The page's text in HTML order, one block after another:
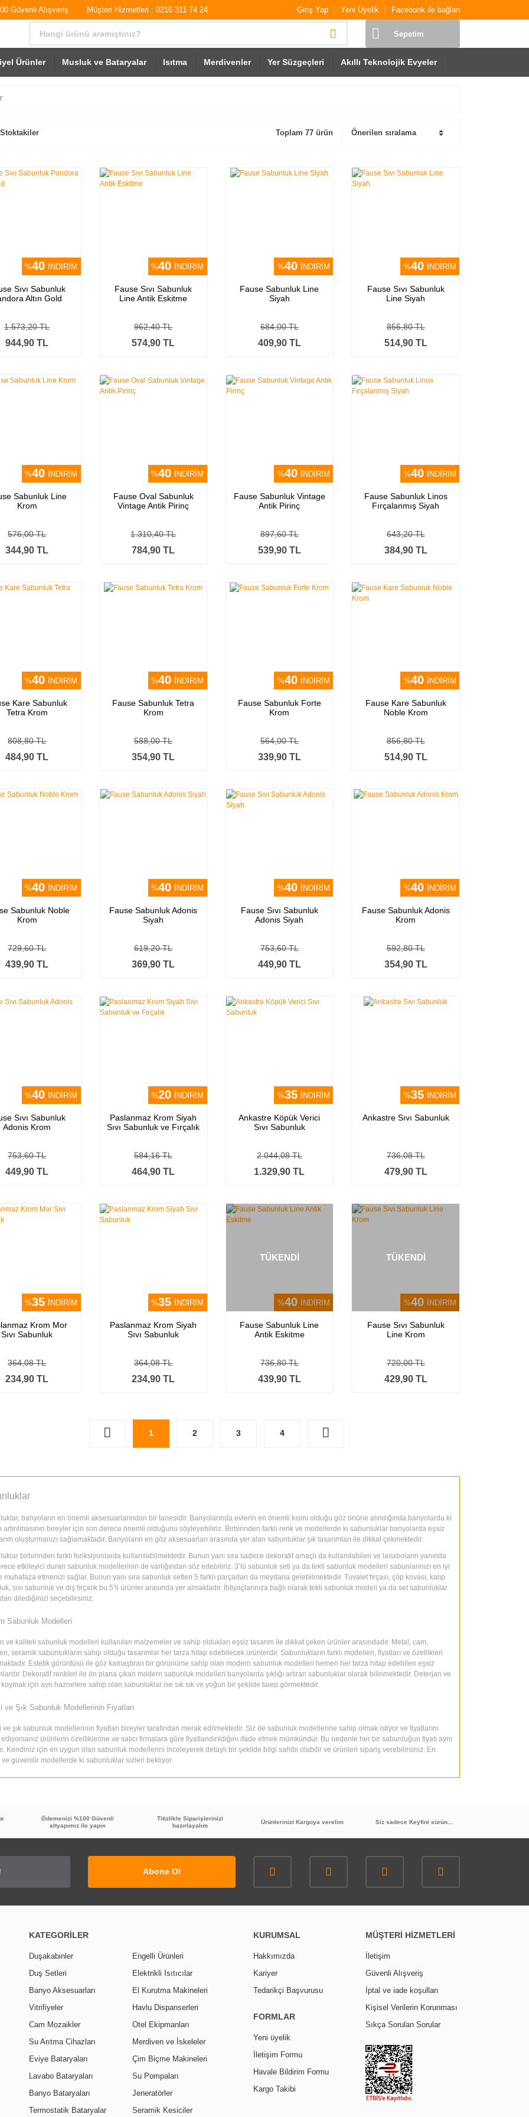
Güvenli Alışveriş Müşteri Hizmetleri : 0216 311 74 24 Giriş Yap Yeni Üyelik Facebook ile bağlan
Sepetim
Ürünler Musluk ve Bataryalar Isıtma Merdivenler Yer Süzgeçleri Akıllı Teknolojik Evyeler
Stoktakiler Toplam 77 ürün
%40 İNDİRİM
Sıvı Sabunluk
Altın Gold
944,90 TL
1.573,20 TL
%40 İNDİRİM
Fause Sıvı Sabunluk
Line Antik Eskitme
574,90 TL
962,40 TL
%40 İNDİRİM
Fause Sabunluk Line
Siyah
409,90 TL
684,00 TL
%40 İNDİRİM
Fause Sıvı Sabunluk
Line Siyah
514,90 TL
856,80 TL
%40 İNDİRİM
Sabunluk Line
Krom
344,90 TL
576,00 TL
%40 İNDİRİM
Fause Oval Sabunluk
Vintage Antik Pirinç
784,90 TL
1.310,40 TL
%40 İNDİRİM
Fause Sabunluk Vintage
Antik Pirinç
539,90 TL
897,60 TL
%40 İNDİRİM
Fause Sabunluk Linos
Fırçalanmış Siyah
384,90 TL
643,20 TL
%40 İNDİRİM
Kare Sabunluk
Tetra Krom
484,90 TL
808,80 TL
%40 İNDİRİM
Fause Sabunluk Tetra
Krom
354,90 TL
588,00 TL
%40 İNDİRİM
Fause Sabunluk Forte
Krom
339,90 TL
564,00 TL
%40 İNDİRİM
Fause Kare Sabunluk
Noble Krom
514,90 TL
856,80 TL
%40 İNDİRİM
Sabunluk Noble
Krom
439,90 TL
729,60 TL
%40 İNDİRİM
Fause Sabunluk Adonis
Siyah
369,90 TL
619,20 TL
%40 İNDİRİM
Fause Sıvı Sabunluk
Adonis Siyah
449,90 TL
753,60 TL
%40 İNDİRİM
Fause Sabunluk Adonis
Krom
354,90 TL
592,80 TL
%40 İNDİRİM
Sıvı Sabunluk
Adonis Krom
449,90 TL
753,60 TL
%20 İNDİRİM
Paslanmaz Krom Siyah
Sıvı Sabunluk ve Fırçalık
464,90 TL
584,16 TL
%35 İNDİRİM
Ankastre Köpük Verici
Sıvı Sabunluk
1.329,90 TL
2.044,08 TL
%35 İNDİRİM
Ankastre Sıvı Sabunluk
479,90 TL
736,08 TL
%35 İNDİRİM
Krom Mor
Sıvı Sabunluk
234,90 TL
364,08 TL
%35 İNDİRİM
Paslanmaz Krom Siyah
Sıvı Sabunluk
234,90 TL
364,08 TL
%40 İNDİRİM
TÜKENDİ
Fause Sabunluk Line
Antik Eskitme
439,90 TL
736,80 TL
%40 İNDİRİM
TÜKENDİ
Fause Sıvı Sabunluk
Line Krom
429,90 TL
720,00 TL
1 2 3 4
banyoların en önemli aksesuarlarından bir tanesidir. Banyolarında evlerin en önemli kısmı olduğu göz önüne alındığında banyolarda ki
artırılmasının bireyler için son derece önemli olduğunu söyleyebiliriz. Birbirinden farklı renk ve modellerde ki sabunluklar banyolarda eşsiz
oluşturmanızı sağlamaktadır. Banyoların en göz aksesuarları arasında yer alan sabunluklar şık tasarımları ile dikkat çekmektedir.
birbirinden farklı fonksiyonlarda kullanılabilmektedir. Bunun yanı sıra sadece dekoratif amaçlı da kullanılabilen ve lavaboların yanında
etkileyici duran sabunluk modellerinin de varlığından söz edebiliriz. 3’lü sabunluk seti ya da tekli sabunluk modelleri sabunlarınızı en iyi
muhafaza etmenizi sağlar. Bunun yanı sıra sabunluk setleri 5 farklı parçadan da meydana gelebilmektedir. Tuvalet fırçası, çöp kovası, kalıp
sıvı sabunluk ve diş fırçalık bu 5’li ürünler arasında yer almaktadır. İhtiyaçlarınıza bağlı olarak tekli sabunluk modeli ya da set sabunluklar
dilediğinizi seçebilirsiniz.
Sabunluk Modelleri
ve kaliteli sabunluk modelleri kullanılan malzemeler ve sahip oldukları eşsiz tasarım ile dikkat çeken ürünler arasındadır. Metal, cam,
seramik sabunlukların sahip olduğu tasarımlar her tarza hitap edebilecek ürünlerdir. Sabunlukların farklı modelleri, fiyatları ve özellikleri
Estetik görüntüsü ile göz kamaştıran bir görünüme sahip olan modern sabunluk modelleri hemen her tarza hitap edebilen eşsiz
Dekoratif renkleri ile ön plana çıkan modern sabunluk modelleri banyolarda şıklığı artıran sabunluklar olarak bilinmektedir. Deterjan ve
için ayrı haznelere sahip olan sabunluklar ise sık sık ve yoğun bir şekilde talep görmektedir.
ve Şık Sabunluk Modellerinin Fiyatları
ve şık sabunluk modellerinin fiyatları bireyler tarafından merak edilmektedir. Siz de sabunluk modellerine sahip olmak istiyor ve fiyatlarını
ürünlerin özelliklerine ve satıcı firmalara göre fiyatlandırıldığını ifade etmek mümkündür. Bu nedenle her bir sabunluğun fiyatı aynı
Kendiniz için en uygun olan sabunluk modellerini inceleyerek detaylı bir şekilde bilgi sahibi olabilir ve ürünleri sipariş verebilirsiniz. En
güvenilir modellerde ki sabunluklar sizleri bekliyor.
Ödemenizi %100 Güvenli
altyapımız ile yapın
Titizlikle Siparişlerinizi
hazırlayalım
Ürünlerinizi Kargoya verelim Siz sadece Keyfini sürün...
Abone Ol
KATEGORİLER
Duşakabinler
Duş Setleri
Banyo Aksesuarları
Vitrifiyeler
Cam Mozaikler
Su Arıtma Cihazları
Eviye Bataryaları
Lavabo Bataryaları
Banyo Bataryaları
Termostatik Bataryalar
Engelli Ürünleri
Elektrikli Isıtıcılar
El Kurutma Makineleri
Havlu Dispanserleri
Otel Ekipmanları
Merdiven ve İskeleler
Çim Biçme Makineleri
Su Pompaları
Jeneratörler
Seramik Kesiciler
KURUMSAL
Hakkımızda
Kariyer
Tedarikçi Başvurusu
FORMLAR
Yeni üyelik
İletişim Formu
Havale Bildirim Formu
Kargo Takibi
MÜŞTERİ HİZMETLERİ
İletişim
Güvenli Alışveriş
İptal ve iade koşulları
Kişisel Verilerin Korunması
Sıkça Sorulan Sorular